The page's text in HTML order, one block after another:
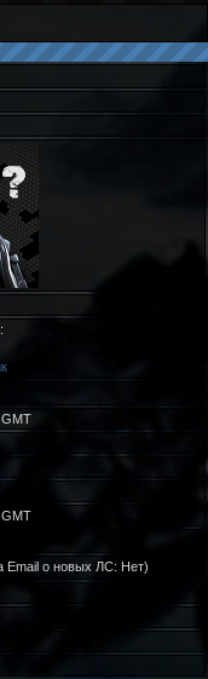
Email о новых ЛС: Нет)